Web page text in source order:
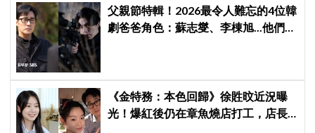
父親節特輯！2026最令人難忘的4位韓
劇爸爸角色：蘇志燮、李棟旭...他們連
《金特務：本色回歸》徐貹旼近況曝
光！爆紅後仍在章魚燒店打工，店長